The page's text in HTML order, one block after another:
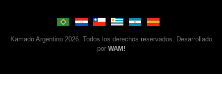
Kamado Argentino 2026. Todos los derechos reservados. Desarrollado
por WAM!